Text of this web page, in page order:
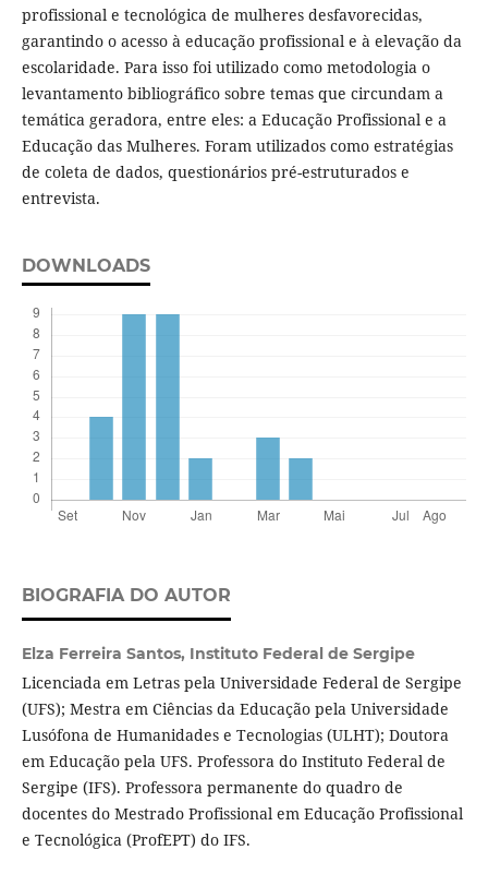
profissional e tecnológica de mulheres desfavorecidas,
garantindo o acesso à educação profissional e à elevação da
escolaridade. Para isso foi utilizado como metodologia o
levantamento bibliográfico sobre temas que circundam a
temática geradora, entre eles: a Educação Profissional e a
Educação das Mulheres. Foram utilizados como estratégias
de coleta de dados, questionários pré-estruturados e
entrevista.
DOWNLOADS
BIOGRAFIA DO AUTOR
Elza Ferreira Santos, Instituto Federal de Sergipe
Licenciada em Letras pela Universidade Federal de Sergipe
(UFS); Mestra em Ciências da Educação pela Universidade
Lusófona de Humanidades e Tecnologias (ULHT); Doutora
em Educação pela UFS. Professora do Instituto Federal de
Sergipe (IFS). Professora permanente do quadro de
docentes do Mestrado Profissional em Educação Profissional
e Tecnológica (ProfEPT) do IFS.